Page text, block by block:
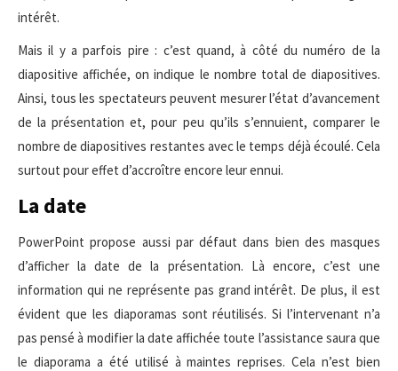
intérêt.
Mais il y a parfois pire : c’est quand, à côté du numéro de la
diapositive affichée, on indique le nombre total de diapositives.
Ainsi, tous les spectateurs peuvent mesurer l’état d’avancement
de la présentation et, pour peu qu’ils s’ennuient, comparer le
nombre de diapositives restantes avec le temps déjà écoulé. Cela
surtout pour effet d’accroître encore leur ennui.
La date
PowerPoint propose aussi par défaut dans bien des masques
d’afficher la date de la présentation. Là encore, c’est une
information qui ne représente pas grand intérêt. De plus, il est
évident que les diaporamas sont réutilisés. Si l’intervenant n’a
pas pensé à modifier la date affichée toute l’assistance saura que
le diaporama a été utilisé à maintes reprises. Cela n’est bien